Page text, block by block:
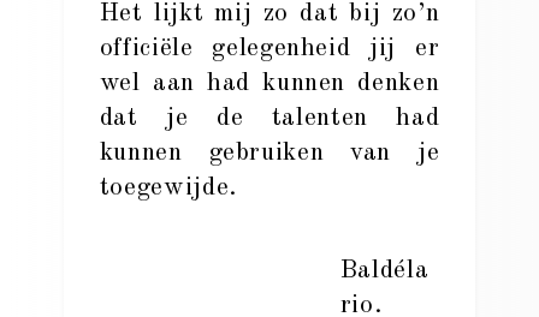
Het lijkt mij zo dat bij zo’n
officiële gelegenheid jij er
wel aan had kunnen denken
dat je de talenten had
kunnen gebruiken van je
toegewijde.
Baldéla
rio.